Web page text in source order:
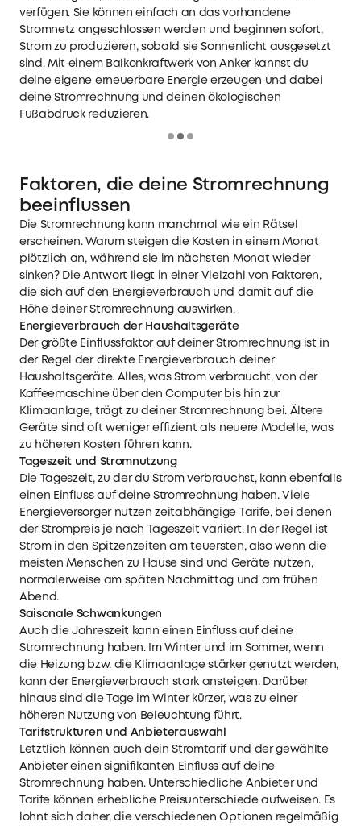
verfügen. Sie können einfach an das vorhandene
Stromnetz angeschlossen werden und beginnen sofort,
Strom zu produzieren, sobald sie Sonnenlicht ausgesetzt
sind. Mit einem Balkonkraftwerk von Anker kannst du
deine eigene erneuerbare Energie erzeugen und dabei
deine Stromrechnung und deinen ökologischen
Fußabdruck reduzieren.
Faktoren, die deine Stromrechnung
beeinflussen
Die Stromrechnung kann manchmal wie ein Rätsel
erscheinen. Warum steigen die Kosten in einem Monat
plötzlich an, während sie im nächsten Monat wieder
sinken? Die Antwort liegt in einer Vielzahl von Faktoren,
die sich auf den Energieverbrauch und damit auf die
Höhe deiner Stromrechnung auswirken.
Energieverbrauch der Haushaltsgeräte
Der größte Einflussfaktor auf deiner Stromrechnung ist in
der Regel der direkte Energieverbrauch deiner
Haushaltsgeräte. Alles, was Strom verbraucht, von der
Kaffeemaschine über den Computer bis hin zur
Klimaanlage, trägt zu deiner Stromrechnung bei. Ältere
Geräte sind oft weniger effizient als neuere Modelle, was
zu höheren Kosten führen kann.
Tageszeit und Stromnutzung
Die Tageszeit, zu der du Strom verbrauchst, kann ebenfalls
einen Einfluss auf deine Stromrechnung haben. Viele
Energieversorger nutzen zeitabhängige Tarife, bei denen
der Strompreis je nach Tageszeit variiert. In der Regel ist
Strom in den Spitzenzeiten am teuersten, also wenn die
meisten Menschen zu Hause sind und Geräte nutzen,
normalerweise am späten Nachmittag und am frühen
Abend.
Saisonale Schwankungen
Auch die Jahreszeit kann einen Einfluss auf deine
Stromrechnung haben. Im Winter und im Sommer, wenn
die Heizung bzw. die Klimaanlage stärker genutzt werden,
kann der Energieverbrauch stark ansteigen. Darüber
hinaus sind die Tage im Winter kürzer, was zu einer
höheren Nutzung von Beleuchtung führt.
Tarifstrukturen und Anbieterauswahl
Letztlich können auch dein Stromtarif und der gewählte
Anbieter einen signifikanten Einfluss auf deine
Stromrechnung haben. Unterschiedliche Anbieter und
Tarife können erhebliche Preisunterschiede aufweisen. Es
lohnt sich daher, die verschiedenen Optionen regelmäßig